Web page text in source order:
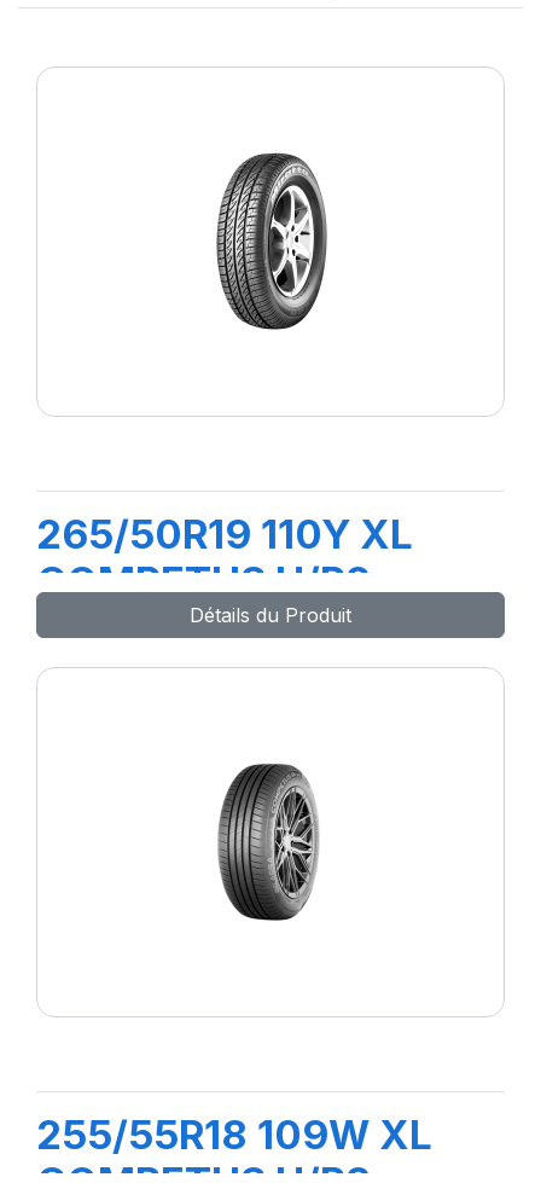
265/50R19 110Y XL
COMPETUS H/P2
Détails du Produit
255/55R18 109W XL